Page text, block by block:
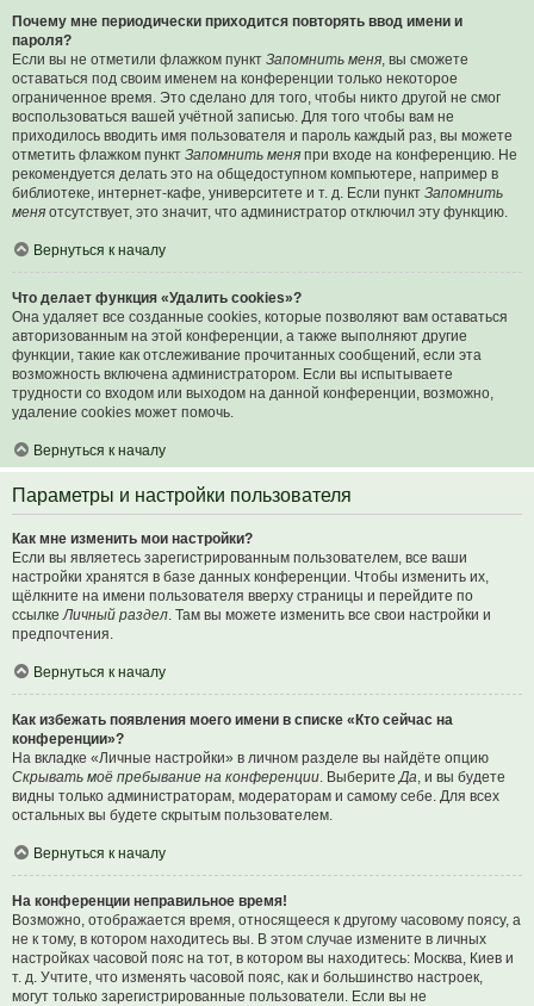
Почему мне периодически приходится повторять ввод имени и
пароля?
Если вы не отметили флажком пункт Запомнить меня, вы сможете
оставаться под своим именем на конференции только некоторое
ограниченное время. Это сделано для того, чтобы никто другой не смог
воспользоваться вашей учётной записью. Для того чтобы вам не
приходилось вводить имя пользователя и пароль каждый раз, вы можете
отметить флажком пункт Запомнить меня при входе на конференцию. Не
рекомендуется делать это на общедоступном компьютере, например в
библиотеке, интернет-кафе, университете и т. д. Если пункт Запомнить
меня отсутствует, это значит, что администратор отключил эту функцию.
Вернуться к началу
Что делает функция «Удалить cookies»?
Она удаляет все созданные cookies, которые позволяют вам оставаться
авторизованным на этой конференции, а также выполняют другие
функции, такие как отслеживание прочитанных сообщений, если эта
возможность включена администратором. Если вы испытываете
трудности со входом или выходом на данной конференции, возможно,
удаление cookies может помочь.
Вернуться к началу
Параметры и настройки пользователя
Как мне изменить мои настройки?
Если вы являетесь зарегистрированным пользователем, все ваши
настройки хранятся в базе данных конференции. Чтобы изменить их,
щёлкните на имени пользователя вверху страницы и перейдите по
ссылкеЛичный раздел. Там вы можете изменить все свои настройки и
предпочтения.
Вернуться к началу
Как избежать появления моего имени в списке «Кто сейчас на
конференции»?
На вкладке «Личные настройки» в личном разделе вы найдёте опцию
Скрывать моё пребывание на конференции. ВыберитеДа, и вы будете
видны только администраторам, модераторам и самому себе. Для всех
остальных вы будете скрытым пользователем.
Вернуться к началу
На конференции неправильное время!
Возможно, отображается время, относящееся к другому часовому поясу, а
не к тому, в котором находитесь вы. В этом случае измените в личных
настройках часовой пояс на тот, в котором вы находитесь: Москва, Киев и
т. д. Учтите, что изменять часовой пояс, как и большинство настроек,
могут только зарегистрированные пользователи. Если вы не